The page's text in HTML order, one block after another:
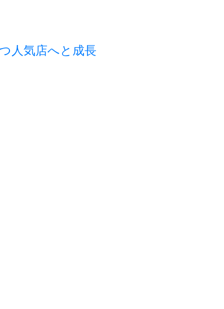
人気店へと成長